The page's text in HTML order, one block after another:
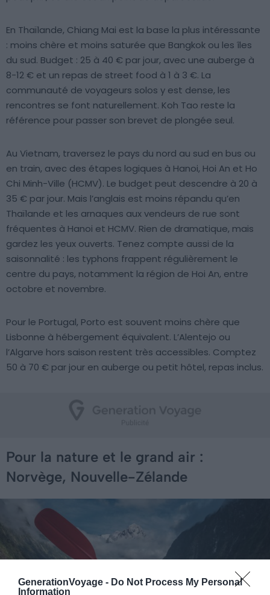
GenerationVoyage - Do Not Process My Personal
Information
En Thaïlande, Chiang Mai est la base la plus intéressante
: moins chère et moins saturée que Bangkok ou les îles
du sud. Budget : 25 à 40 € par jour, avec une auberge à
8-12 € et un repas de street food à 1 à 3 €. La
communauté de voyageurs solos y est dense, les
rencontres se font naturellement. Koh Tao reste la
référence pour passer son brevet de plongée seul.
Au Vietnam, traversez le pays du nord au sud en bus ou
en train, avec des étapes logiques à Hanoi, Hoi An et Ho
Chi Minh-Ville (HCMV). Le budget peut descendre à 20 à
35 € par jour. Mais l’anglais est moins répandu qu’en
Thaïlande et les arnaques aux vendeurs de rue sont
fréquentes à Hanoi et HCMV. Rien de dramatique, mais
gardez les yeux ouverts. Tenez compte aussi de la
saisonnalité : les typhons frappent régulièrement le
centre du pays, notamment la région de Hoi An, entre
octobre et novembre.
Pour le Portugal, Porto est souvent moins chère que
Lisbonne à hébergement équivalent. L’Alentejo ou
l’Algarve hors saison restent très accessibles. Comptez
50 à 70 € par jour en auberge ou petit hôtel, repas inclus.
Pour la nature et le grand air :
Norvège, Nouvelle-Zélande